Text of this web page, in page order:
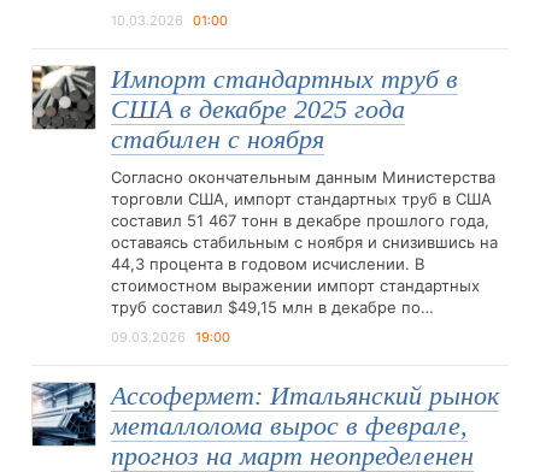
10.03.2026 01:00
Импорт стандартных труб в
США в декабре 2025 года
стабилен с ноября
Согласно окончательным данным Министерства
торговли США, импорт стандартных труб в США
составил 51 467 тонн в декабре прошлого года,
оставаясь стабильным с ноября и снизившись на
44,3 процента в годовом исчислении. В
стоимостном выражении импорт стандартных
труб составил $49,15 млн в декабре по…
09.03.2026 19:00
Ассофермет: Итальянский рынок
металлолома вырос в феврале,
прогноз на март неопределенен